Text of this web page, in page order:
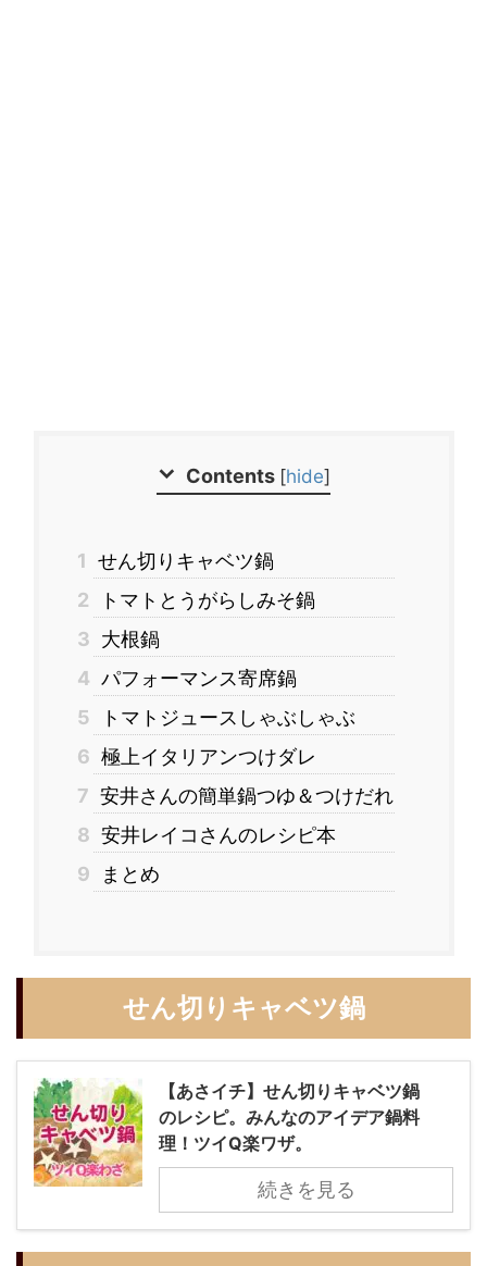
Contents [hide]
1 せん切りキャベツ鍋
2
トマトとうがらしみそ鍋
3 大根鍋
4 パフォーマンス寄席鍋
5
トマトジュースしゃぶしゃぶ
6 極上イタリアンつけダレ
7 安井さんの簡単鍋つゆ＆つけだれ
8 安井レイコさんのレシピ本
9
まとめ
せん切りキャベツ鍋
【あさイチ】せん切りキャベツ鍋
のレシピ。みんなのアイデア鍋料
理！ツイQ楽ワザ。
続きを見る